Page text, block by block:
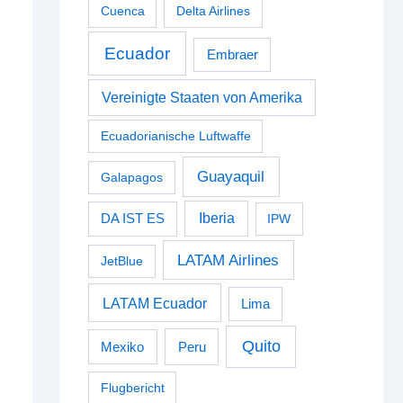
Cuenca Delta Airlines
Ecuador Embraer
Vereinigte Staaten von Amerika
Ecuadorianische Luftwaffe
Galapagos Guayaquil
DA IST ES Iberia IPW
JetBlue LATAM Airlines
LATAM Ecuador Lima
Mexiko Peru Quito
Flugbericht